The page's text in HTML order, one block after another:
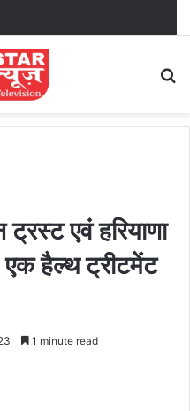
एवं हरियाणा
एक हैल्थ ट्रीटमेंट
1 minute read